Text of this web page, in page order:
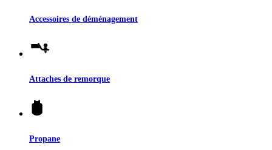
Accessoires de déménagement
Attaches de remorque
Propane